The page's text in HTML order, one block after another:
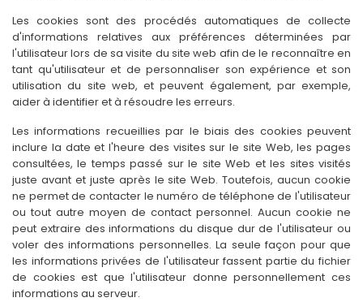
Les cookies sont des procédés automatiques de collecte
d'informations relatives aux préférences déterminées par
l'utilisateur lors de sa visite du site web afin de le reconnaître en
tant qu'utilisateur et de personnaliser son expérience et son
utilisation du site web, et peuvent également, par exemple,
aider à identifier et à résoudre les erreurs.
Les informations recueillies par le biais des cookies peuvent
inclure la date et l'heure des visites sur le site Web, les pages
consultées, le temps passé sur le site Web et les sites visités
juste avant et juste après le site Web. Toutefois, aucun cookie
ne permet de contacter le numéro de téléphone de l'utilisateur
ou tout autre moyen de contact personnel. Aucun cookie ne
peut extraire des informations du disque dur de l'utilisateur ou
voler des informations personnelles. La seule façon pour que
les informations privées de l'utilisateur fassent partie du fichier
de cookies est que l'utilisateur donne personnellement ces
informations au serveur.